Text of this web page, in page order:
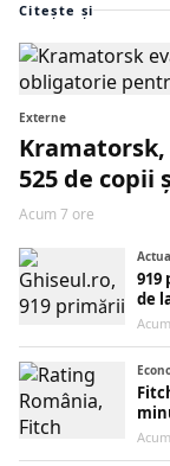
Citește și
Externe
525 de
Acum 7 ore
919
de